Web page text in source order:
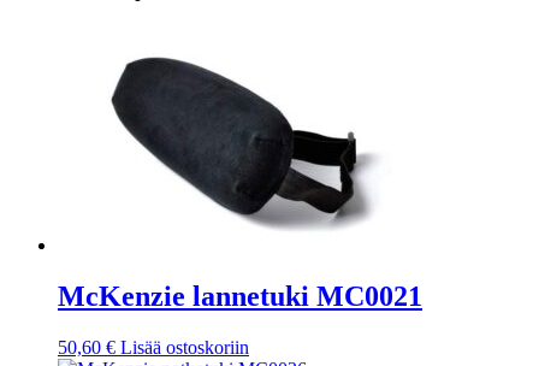
McKenzie lannetuki MC0021
50,60 € Lisää ostoskoriin